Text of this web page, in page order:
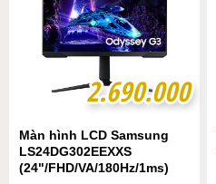
2.690.000
2.690.000
Màn hình LCD Samsung
LS24DG302EEXXS
(24"/FHD/VA/180Hz/1ms)